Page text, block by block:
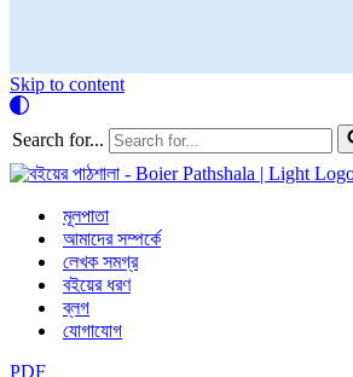
Skip to content
Search for...
মূলপাতা
আমাদের সম্পর্কে
লেখক সমগ্র
বইয়ের ধরণ
ব্লগ
যোগাযোগ
PDF